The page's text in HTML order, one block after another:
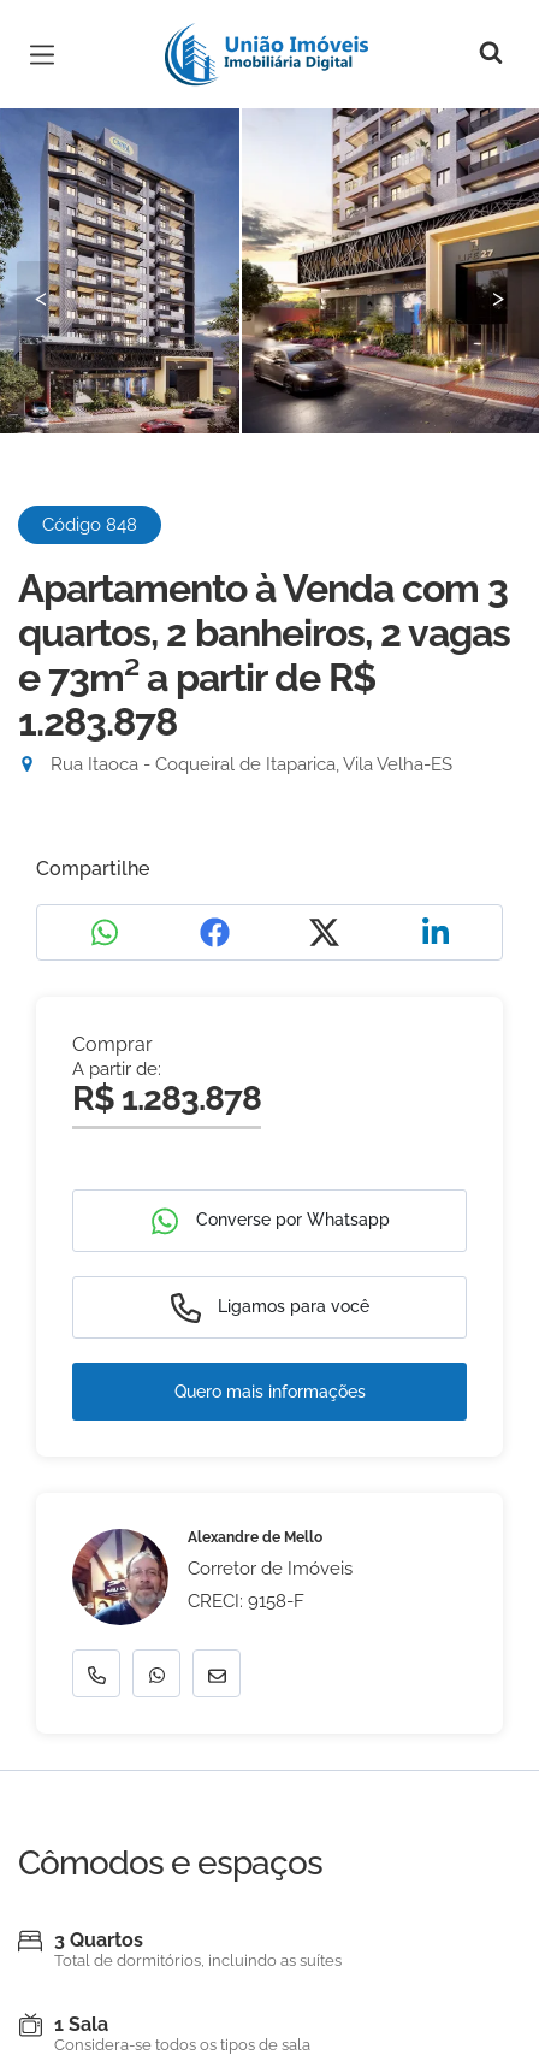
Página inicial
< >
Código 848
Apartamento à Venda com 3
quartos, 2 banheiros, 2 vagas
e 73m²a partir de R$
1.283.878
Rua Itaoca - Coqueiral de Itaparica, Vila Velha-ES
Compartilhe
Comprar
A partir de:
R$ 1.283.878
Converse por Whatsapp
Ligamos para você
Quero mais informações
Alexandre de Mello
Corretor de Imóveis
CRECI: 9158-F
Cômodos e espaços
3 Quartos
Total de dormitórios, incluindo as suítes
1 Sala
Considera-se todos os tipos de sala